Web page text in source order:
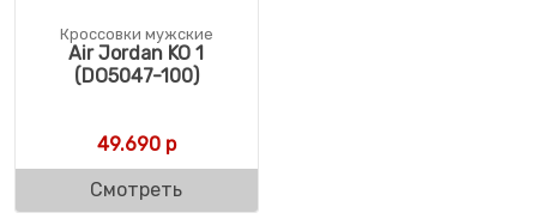
Кроссовки мужские
Air Jordan KO 1
(DO5047-100)
49.690р
Смотреть